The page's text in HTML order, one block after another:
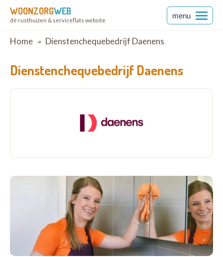
WOONZORGWEB
dé rusthuizen & serviceflats website
menu
Breadcrumb
Home Dienstenchequebedrijf Daenens
Dienstenchequebedrijf Daenens